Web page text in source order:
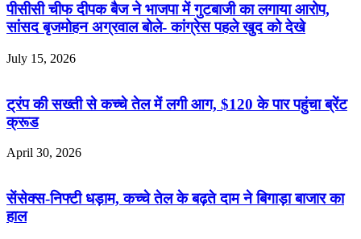
पीसीसी चीफ दीपक बैज ने भाजपा में गुटबाजी का लगाया आरोप,
सांसद बृजमोहन अग्रवाल बोले- कांग्रेस पहले खुद को देखे
July 15, 2026
ट्रंप की सख्ती से कच्चे तेल में लगी आग, $120 के पार पहुंचा ब्रेंट
क्रूड
April 30, 2026
सेंसेक्स-निफ्टी धड़ाम, कच्चे तेल के बढ़ते दाम ने बिगाड़ा बाजार का
हाल